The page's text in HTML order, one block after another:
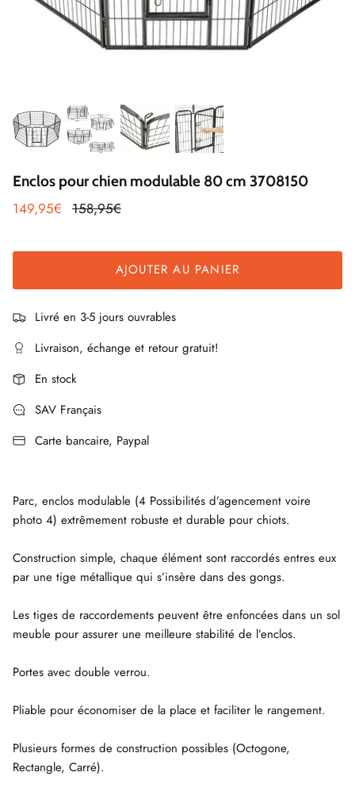
Enclos pour chien modulable 80 cm 3708150
149,95€ 158,95€
AJOUTER AU PANIER
Livré en 3-5 jours ouvrables
Livraison, échange et retour gratuit!
En stock
SAV Français
Carte bancaire, Paypal
Parc, enclos modulable (4 Possibilités d’agencement voire
photo 4) extrêmement robuste et durable pour chiots.
Construction simple, chaque élément sont raccordés entres eux
par une tige métallique qui s’insère dans des gongs.
Les tiges de raccordements peuvent être enfoncées dans un sol
meuble pour assurer une meilleure stabilité de l’enclos.
Portes avec double verrou.
Pliable pour économiser de la place et faciliter le rangement.
Plusieurs formes de construction possibles (Octogone,
Rectangle, Carré).